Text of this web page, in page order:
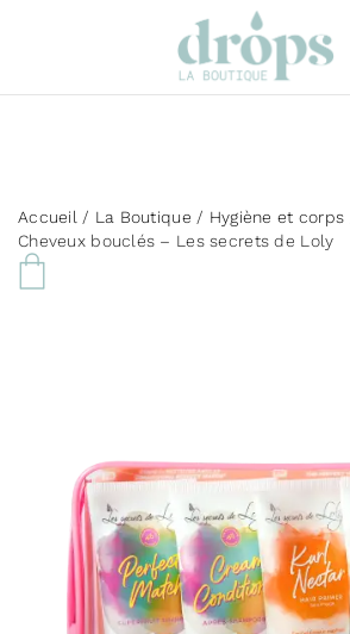
Accueil / La Boutique / Hygiène et corps
Cheveux bouclés – Les secrets de Loly